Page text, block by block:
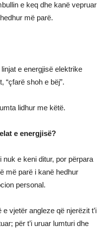
e keq dhe kanë vepruar
më parë.
e energjisë elektrike
“çfarë shoh e bëj”.
lidhur me këtë.
e energjisë?
e keni ditur, por përpara
më parë i kanë hedhur
personal.
vjetër angleze që njerëzit t’i
për t’i uruar lumturi dhe